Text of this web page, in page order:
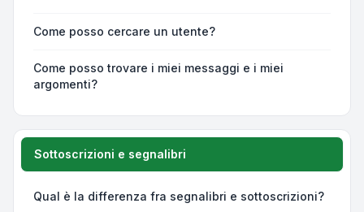
Come posso cercare un utente?
Come posso trovare i miei messaggi e i miei
argomenti?
Sottoscrizioni e segnalibri
Qual è la differenza fra segnalibri e sottoscrizioni?